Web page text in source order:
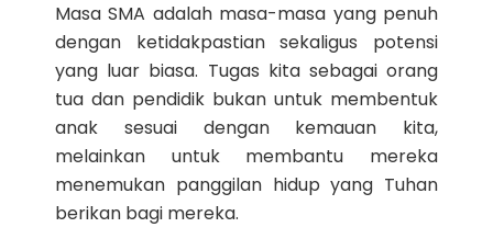
Masa SMA adalah masa-masa yang penuh
dengan ketidakpastian sekaligus potensi
yang luar biasa. Tugas kita sebagai orang
tua dan pendidik bukan untuk membentuk
anak sesuai dengan kemauan kita,
melainkan untuk membantu mereka
menemukan panggilan hidup yang Tuhan
berikan bagi mereka.